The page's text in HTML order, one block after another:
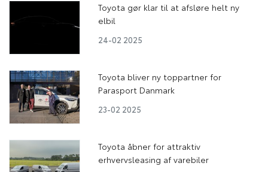
Toyota gør klar til at afsløre helt ny
elbil
24-02 2025
Toyota bliver ny toppartner for
Parasport Danmark
23-02 2025
Toyota åbner for attraktiv
erhvervsleasing af varebiler